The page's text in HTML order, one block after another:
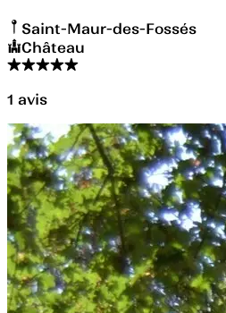
Saint-Maur-des-Fossés
Château
1 avis